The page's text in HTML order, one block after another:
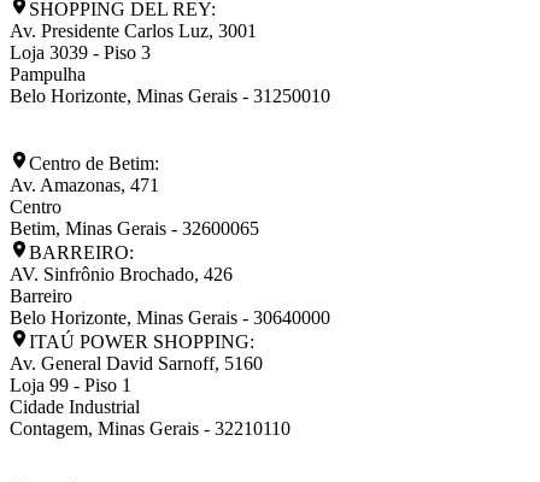
SHOPPING DEL REY:
Av. Presidente Carlos Luz, 3001
Loja 3039 - Piso 3
Pampulha
Belo Horizonte, Minas Gerais - 31250010
Centro de Betim:
Av. Amazonas, 471
Centro
Betim, Minas Gerais - 32600065
BARREIRO:
AV. Sinfrônio Brochado, 426
Barreiro
Belo Horizonte, Minas Gerais - 30640000
ITAÚ POWER SHOPPING:
Av. General David Sarnoff, 5160
Loja 99 - Piso 1
Cidade Industrial
Contagem, Minas Gerais - 32210110